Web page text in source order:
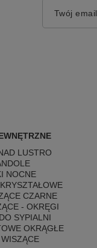
Twój email
LUSTRO
NOCNE
CZARNE
- OKRĘGI
SYPIALNI
OKRĄGŁE